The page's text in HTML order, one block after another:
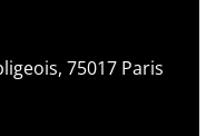
75017 Paris